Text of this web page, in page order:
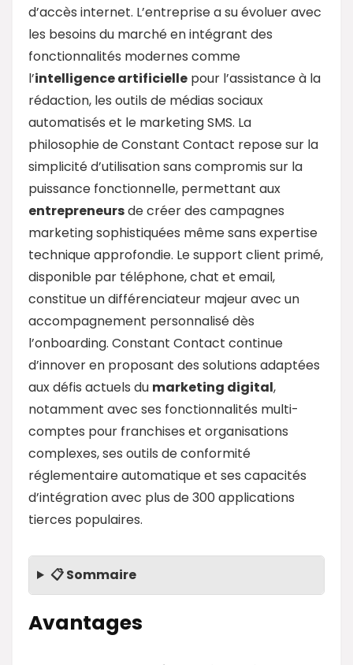
d’accès internet. L’entreprise a su évoluer avec
les besoins du marché en intégrant des
fonctionnalités modernes comme
l’intelligence artificielle pour l’assistance à la
rédaction, les outils de médias sociaux
automatisés et le marketing SMS. La
philosophie de Constant Contact repose sur la
simplicité d’utilisation sans compromis sur la
puissance fonctionnelle, permettant aux
entrepreneursde créer des campagnes
marketing sophistiquées même sans expertise
technique approfondie. Le support client primé,
disponible par téléphone, chat et email,
constitue un différenciateur majeur avec un
accompagnement personnalisé dès
l’onboarding. Constant Contact continue
d’innover en proposant des solutions adaptées
aux défis actuels du marketing digital,
notamment avec ses fonctionnalités multi-
comptes pour franchises et organisations
complexes, ses outils de conformité
réglementaire automatique et ses capacités
d’intégration avec plus de 300 applications
tierces populaires.
📋 Sommaire
Avantages